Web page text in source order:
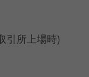
引所上場時)